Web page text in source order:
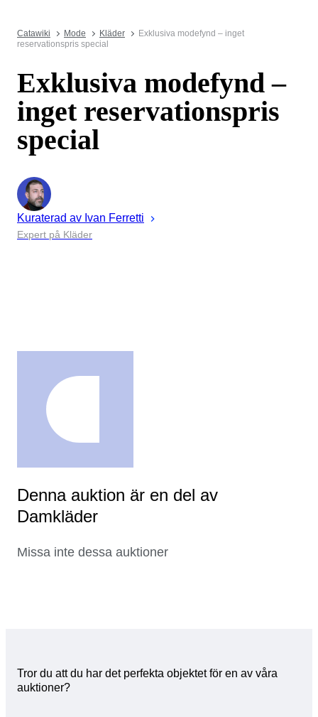
Catawiki Mode Kläder
Exklusiva modefynd – inget
reservationspris special
Exklusiva modefynd –
inget reservationspris
special
Kuraterad av Ivan Ferretti
Expert på Kläder
Denna auktion är en del av
Damkläder
Missa inte dessa auktioner
Tror du att du har det perfekta objektet för en av våra
auktioner?